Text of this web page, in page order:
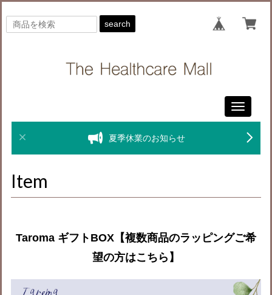
search
Toggle
夏季休業のお知らせ
Item
Taroma ギフトBOX【複数商品のラッピングご希
望の方はこちら】